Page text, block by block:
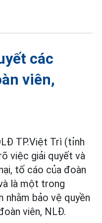
các
viên,
TP.Việt Trì (tỉnh
việc giải quyết và
tố cáo của đoàn
là một trong
nhằm bảo vệ quyền
viên, NLĐ.